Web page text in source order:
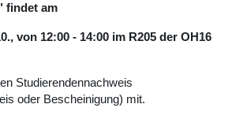
findet am
von 12:00 - 14:00 im R205 der OH16
Studierendennachweis
oder Bescheinigung) mit.